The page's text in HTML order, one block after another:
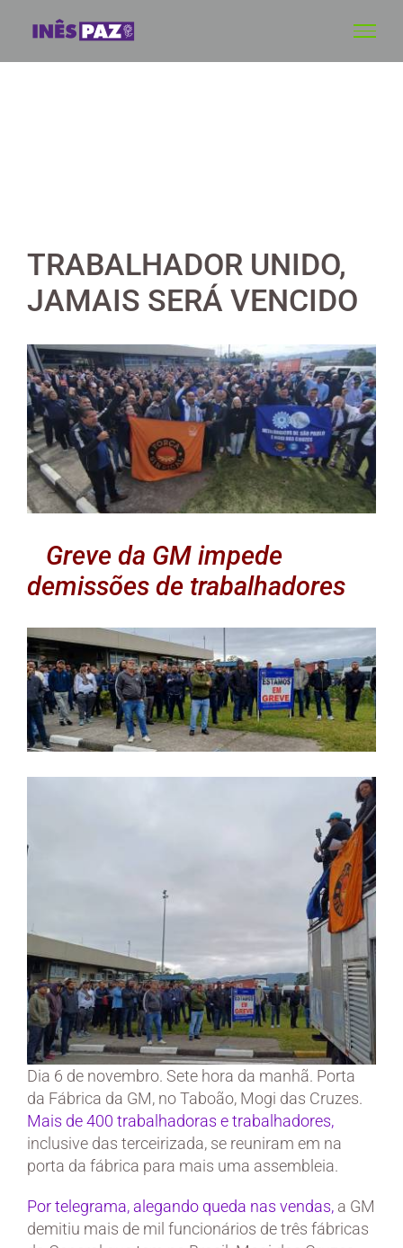
TRABALHADOR UNIDO,
JAMAIS SERÁ VENCIDO
View
Larger
Image
Greve da GM impede
demissões de trabalhadores
Dia 6 de novembro. Sete hora da manhã. Porta
da Fábrica da GM, no Taboão, Mogi das Cruzes.
Mais de 400 trabalhadoras e trabalhadores,
inclusive das terceirizada, se reuniram em na
porta da fábrica para mais uma assembleia.
Por telegrama, alegando queda nas vendas, a GM
demitiu mais de mil funcionários de três fábricas